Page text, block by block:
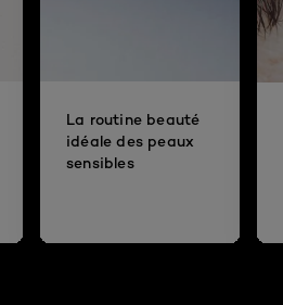
La routine beauté
idéale des peaux
sensibles